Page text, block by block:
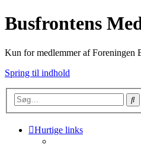
Busfrontens
Kun for medlemmer af Foreningen
Spring til indhold
Hurtige links